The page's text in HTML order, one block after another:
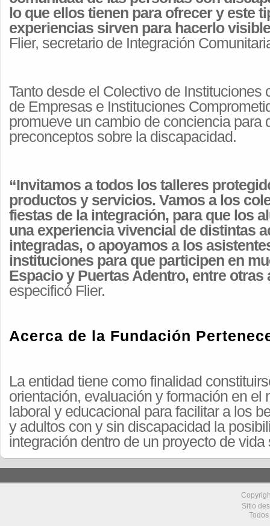
lo que ellos tienen para ofrecer y este
experiencias sirven para hacerlo
Flier, secretario de Integración
Tanto desde el Colectivo de Instituciones
de Empresas e Instituciones
promueve un cambio de conciencia para
preconceptos sobre la discapacidad.
“Invitamos a todos los talleres
productos y servicios. Vamos a los
fiestas de la integración, para que los
una experiencia vivencial de distintas
integradas, o apoyamos a los
instituciones para que participen en
Espacio y Puertas Adentro, entre otras
especificó Flier.
Acerca de la Fundación
La entidad tiene como finalidad
orientación, evaluación y formación en el
laboral y educacional para facilitar a los
y adultos con y sin discapacidad la
integración dentro de un proyecto de vida
Sitio